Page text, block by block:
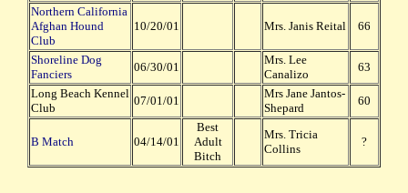
Northern California
Afghan Hound
Club
10/20/01 Mrs. Janis Reital 66
Shoreline Dog
Fanciers
06/30/01
Mrs. Lee
Canalizo
63
Long Beach Kennel
Club
07/01/01
Mrs Jane Jantos-
Shepard
60
B Match 04/14/01
Best
Adult
Bitch
Mrs. Tricia
Collins
?